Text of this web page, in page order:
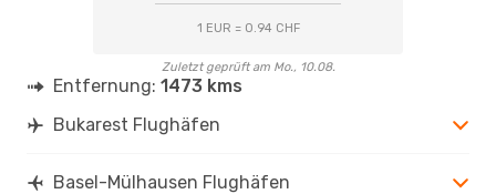
1 EUR = 0.94 CHF
Zuletzt geprüft am Mo., 10.08.
Entfernung: 1473 kms
Bukarest Flughäfen
Basel-Mülhausen Flughäfen